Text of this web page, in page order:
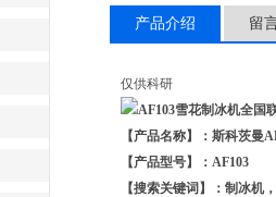
产品介绍 留
仅供科研
【产品名称】：斯科茨曼
【产品型号】：AF103
【搜索关键词】：制冰机